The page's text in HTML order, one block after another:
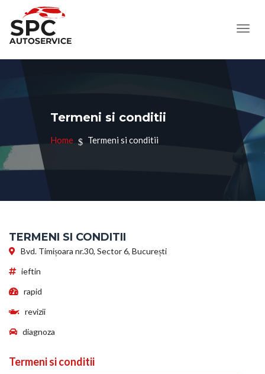
Termeni si conditii
Home Termeni si conditii
TERMENI SI CONDITII
Bvd. Timișoara nr.30, Sector 6, București
ieftin
rapid
revizii
diagnoza
Termeni si conditii